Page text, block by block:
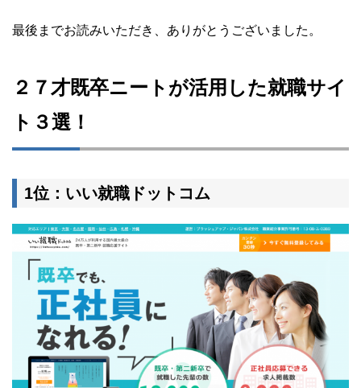
最後までお読みいただき、ありがとうございました。
２７才既卒ニートが活用した就職サイ
ト３選！
1位：いい就職ドットコム